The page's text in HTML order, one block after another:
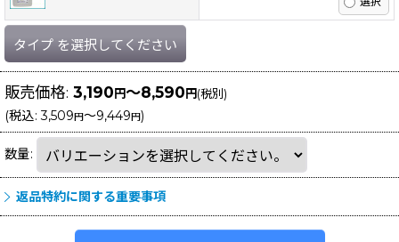
タイプ を選択してください
販売価格: 3,190円～8,590円(税別)
(税込: 3,509円～9,449円)
数量:
返品特約に関する重要事項